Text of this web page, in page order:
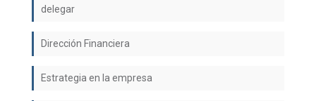
delegar
Dirección Financiera
Estrategia en la empresa